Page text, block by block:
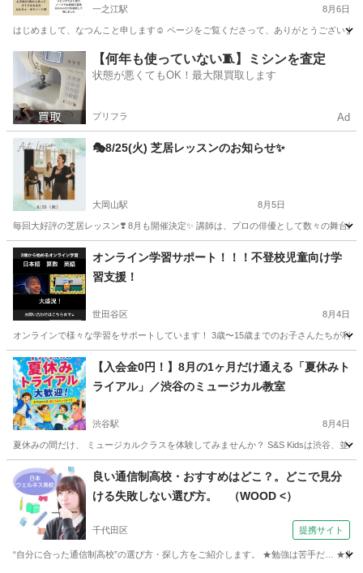
一之江駅 8月6日
はじめまして、なつんこと申します☺️ ページをご覧くださって、ありがとうございま
東京 江戸川区 一之江駅 その他 整理収納アドバイザー
【何年も使っていない🧵】ミシンを査定
状態が悪くてもOK！最大限買取します
プリフラ Ad
🎭8/25(火) 芝居レッスンのお知らせ✨
大岡山駅 8月5日
毎回大好評の芝居レッスン❣️ 8月も開催決定✨️ 講師は、プロの俳優として数々の舞台
東京 大田区 大岡山駅 その他 レッスン
オンライン学習サポート！！！不登校児童向け学
習支援！
世田谷区 8月4日
オンラインで様々な学習をサポートしています！ 3歳〜15歳までのお子さんたちが利
東京 世田谷区 その他 東京 江戸川区 その他 不登校
【入会金0円！】8月の1ヶ月だけ通える「夏休みト
ライアル」／渋谷のミュージカル教室
渋谷駅 8月4日
夏休みの間だけ、 ミュージカルクラスを体験してみませんか？ S&S Kidsは渋谷、並
東京 渋谷区 渋谷駅 その他 夏休み
良い通信制高校・おすすめはどこ？。どこで見分
ける失敗しない選び方。 （WOOD <）
千代田区 提携サイト
“自分に合った通信制高校”の選び方・探し方をご紹介します。 ★勉強は苦手だ… ★